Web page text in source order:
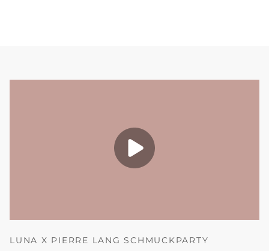
LUNA X PIERRE LANG SCHMUCKPARTY